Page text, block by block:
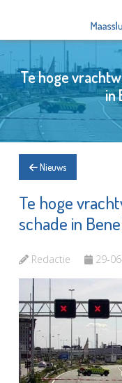
Te hoge
in
Nieuws
Te hoge
schade in
Redactie 29-